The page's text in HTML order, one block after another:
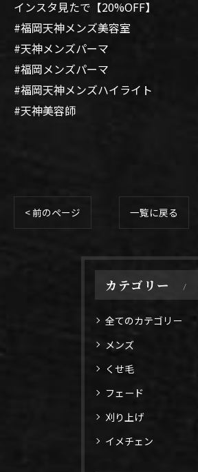
インスタ見たで【20%OFF】
#福岡天神メンズ美容室
#天神メンズパーマ
#福岡メンズパーマ
#福岡天神メンズハイライト
#天神美容師
< 前のページ 一覧に戻る
カテゴリー
全てのカテゴリー
メンズ
くせ毛
フェード
刈り上げ
イメチェン